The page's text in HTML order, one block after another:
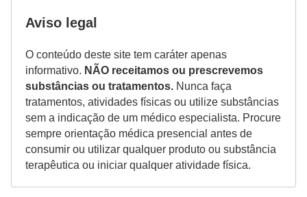
Aviso legal
O conteúdo deste site tem caráter apenas
informativo. NÃO receitamos ou prescrevemos
substâncias ou tratamentos. Nunca faça
tratamentos, atividades físicas ou utilize substâncias
sem a indicação de um médico especialista. Procure
sempre orientação médica presencial antes de
consumir ou utilizar qualquer produto ou substância
terapêutica ou iniciar qualquer atividade física.